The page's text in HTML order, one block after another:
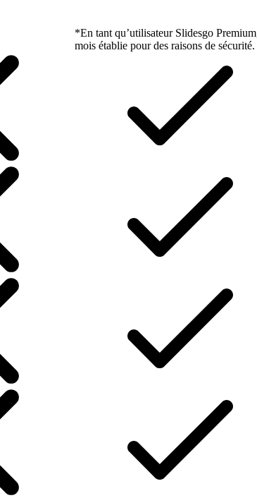
*En tant qu’utilisateur Slidesgo
mois établie pour des raisons de sécurité.